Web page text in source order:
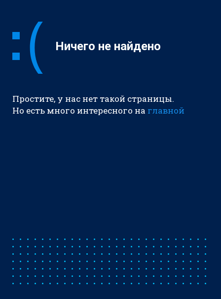
Ничего не найдено
Простите, у нас нет такой страницы.
Но есть много интересного на главной